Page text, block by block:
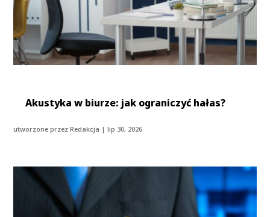
Akustyka w biurze: jak ograniczyć hałas?
utworzone przezRedakcja |lip 30, 2026